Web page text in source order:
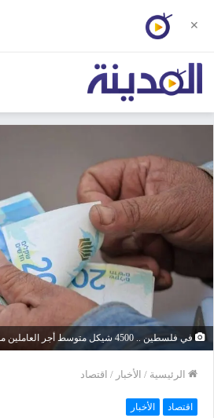
في فلسطين .. 4500 شيكل متوسط أجر العاملين ممن تزيد خبرتهم عن 10 سنوات !
الرئيسية / الأخبار / اقتصاد
اقتصاد الأخبار
✕